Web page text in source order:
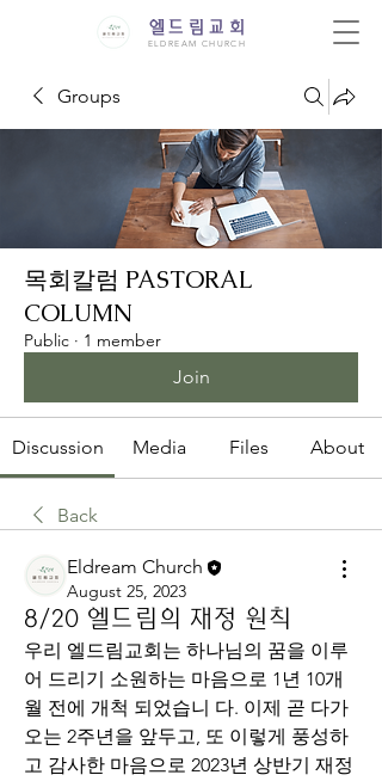
엘드림교회
ELDREAM CHURCH
Groups
목회칼럼 PASTORAL
COLUMN
Public · 1 member
Join
Discussion Media Files About
Back
Eldream Church
August 25, 2023
8/20 엘드림의 재정 원칙
우리 엘드림교회는 하나님의 꿈을 이루
어 드리기 소원하는 마음으로 1 년 10개
월 전에 개척 되었습니 다. 이제 곧 다가
오는 2주년을 앞두고, 또 이렇게 풍성하
고 감사한 마음으로 2023년 상반기 재정